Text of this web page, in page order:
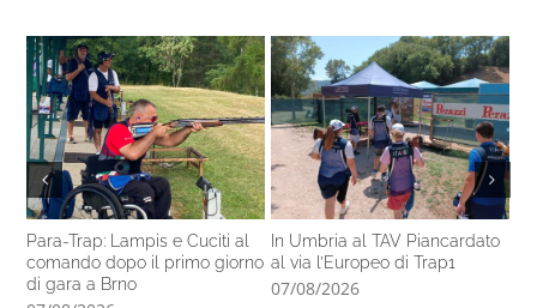
Para-Trap: Lampis e Cuciti al
comando dopo il primo giorno
di gara a Brno
In Umbria al TAV Piancardato
al via l’Europeo di Trap1
07/08/2026